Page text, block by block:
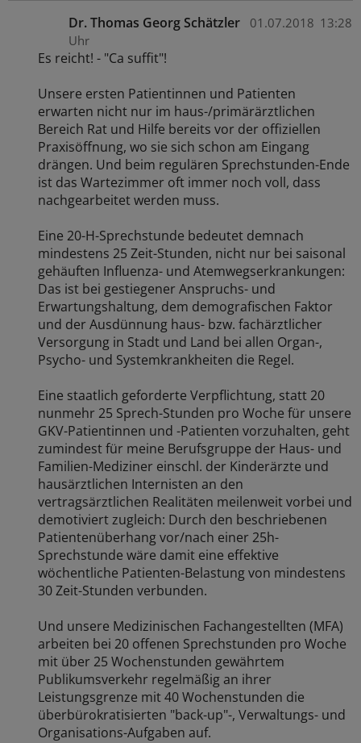
Dr. Thomas Georg Schätzler 01.07.2018 13:28
Uhr
Es reicht! - "Ca suffit"!
Unsere ersten Patientinnen und Patienten
erwarten nicht nur im haus-/primärärztlichen
Bereich Rat und Hilfe bereits vor der offiziellen
Praxisöffnung, wo sie sich schon am Eingang
drängen. Und beim regulären Sprechstunden-Ende
ist das Wartezimmer oft immer noch voll, dass
nachgearbeitet werden muss.
Eine 20-H-Sprechstunde bedeutet demnach
mindestens 25 Zeit-Stunden, nicht nur bei saisonal
gehäuften Influenza- und Atemwegserkrankungen:
Das ist bei gestiegener Anspruchs- und
Erwartungshaltung, dem demografischen Faktor
und der Ausdünnung haus- bzw. fachärztlicher
Versorgung in Stadt und Land bei allen Organ-,
Psycho- und Systemkrankheiten die Regel.
Eine staatlich geforderte Verpflichtung, statt 20
nunmehr 25 Sprech-Stunden pro Woche für unsere
GKV-Patientinnen und -Patienten vorzuhalten, geht
zumindest für meine Berufsgruppe der Haus- und
Familien-Mediziner einschl. der Kinderärzte und
hausärztlichen Internisten an den
vertragsärztlichen Realitäten meilenweit vorbei und
demotiviert zugleich: Durch den beschriebenen
Patientenüberhang vor/nach einer 25h-
Sprechstunde wäre damit eine effektive
wöchentliche Patienten-Belastung von mindestens
30 Zeit-Stunden verbunden.
Und unsere Medizinischen Fachangestellten (MFA)
arbeiten bei 20 offenen Sprechstunden pro Woche
mit über 25 Wochenstunden gewährtem
Publikumsverkehr regelmäßig an ihrer
Leistungsgrenze mit 40 Wochenstunden die
überbürokratisierten "back-up"-, Verwaltungs- und
Organisations-Aufgaben auf.